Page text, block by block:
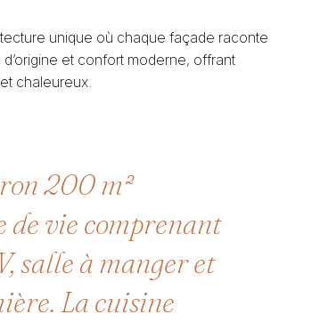
unique où chaque façade raconte
et confort moderne, offrant
chaleureux.
200 m²
de vie comprenant
salle à manger et
La cuisine